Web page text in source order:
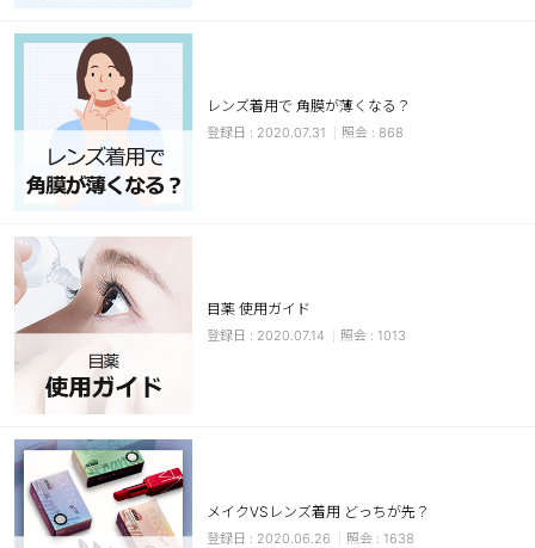
レビュー
EYEしてる
総合掲示板
カスタマーサービス
ショッピングガイド
アプリダウンロード
INSTAGRAM TWITTER
レンズ着用で 角膜が薄くなる？
2020.07.31 868
目薬 使用ガイド
2020.07.14 1013
メイクVSレンズ着用 どっちが先？
2020.06.26 1638